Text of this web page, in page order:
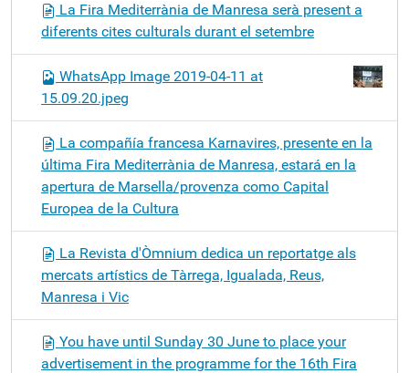
La Fira Mediterrània de Manresa serà present a
diferents cites culturals durant el setembre
WhatsApp Image 2019-04-11 at
15.09.20.jpeg
La compañía francesa Karnavires, presente en la
última Fira Mediterrània de Manresa, estará en la
apertura de Marsella/provenza como Capital
Europea de la Cultura
La Revista d'Òmnium dedica un reportatge als
mercats artístics de Tàrrega, Igualada, Reus,
Manresa i Vic
You have until Sunday 30 June to place your
advertisement in the programme for the 16th Fira